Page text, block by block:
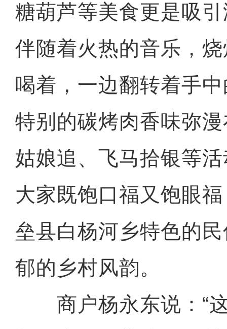
糖葫芦等美食更是吸
伴随着火热的音乐，
喝着，一边翻转着手
特别的碳烤肉香味弥
姑娘追、飞马拾银等
大家既饱口福又饱眼
垒县白杨河乡特色的
郁的乡村风韵。
商户杨永东说：“这